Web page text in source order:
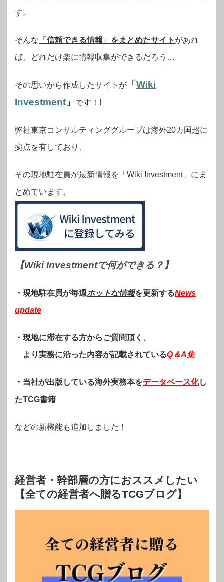
す。
そんな 「信頼できる情報」をまとめたサイト があれ
ば、どれだけ楽に情報収集ができるだろう…
その思いから作成したサイトが 「Wiki
Investment 」 です！!
弊社東京コンサルティンググループは海外20カ国超に
拠点を有しており、
その現地駐在員が最新情報を「Wiki Investment」にま
とめています。
【Wiki Investmentで何ができる？ 】
・現地駐在員が毎週ホットな情報を更新するNews
update
・現地に滞在する方からご質問頂く、
より実務に沿った内容が記載されているQ＆A集
・当社が出版している海外実務本をデータベース化し
たTCG書籍
などの新機能も追加しました！
経営者・幹部層の方におススメしたい
【全ての経営者へ贈るTCGブログ】